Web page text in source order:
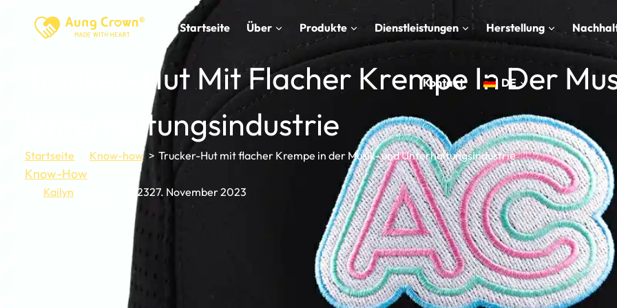
Startseite Über Produkte Dienstleistungen Herstellung
Kontakt DE
Trucker-Hut Mit Flacher Krempe In Der
Unterhaltungsindustrie
Startseite Know-how Trucker-Hut mit flacher Krempe in der Musik- und Unterhaltungsindustrie
Know-How
Kailyn 4. August 202327. November 2023